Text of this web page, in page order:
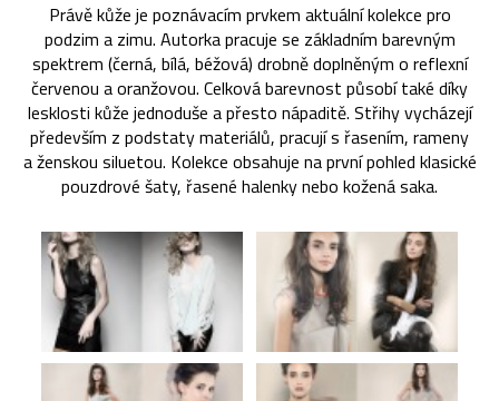
Právě kůže je poznávacím prvkem aktuální kolekce pro
podzim a zimu. Autorka pracuje se základním barevným
spektrem (černá, bílá, béžová) drobně doplněným o reflexní
červenou a oranžovou. Celková barevnost působí také díky
lesklosti kůže jednoduše a přesto nápaditě. Střihy vycházejí
především z podstaty materiálů, pracují s řasením, rameny
a ženskou siluetou. Kolekce obsahuje na první pohled klasické
pouzdrové šaty, řasené halenky nebo kožená saka.